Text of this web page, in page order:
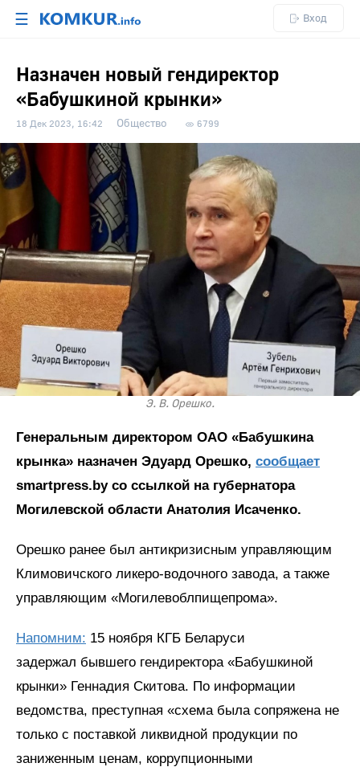
☰ Вход
Назначен новый гендиректор
«Бабушкиной крынки»
18 Дек 2023, 16:42 Общество 6799
Э. В. Орешко.
Генеральным директором ОАО «Бабушкина
крынка» назначен Эдуард Орешко, сообщает
smartpress.by со ссылкой на губернатора
Могилевской области Анатолия Исаченко.
Орешко ранее был антикризисным управляющим
Климовичского ликеро-водочного завода, а также
управляющим «Могилевоблпищепрома».
Напомним: 15 ноября КГБ Беларуси
задержал бывшего гендиректора «Бабушкиной
крынки» Геннадия Скитова. По информации
ведомства, преступная «схема была сопряжена не
только с поставкой ликвидной продукции по
заниженным ценам, коррупционными